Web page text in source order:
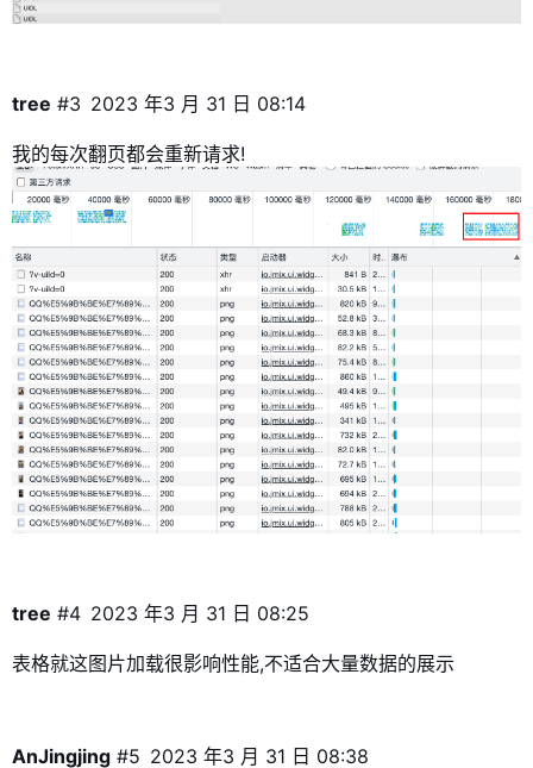
tree 2023 年3 月 31 日 08:14
#3
我的每次翻页都会重新请求!
tree 2023 年3 月 31 日 08:25
#4
表格就这图片加载很影响性能,不适合大量数据的展示
AnJingjing 2023 年3 月 31 日 08:38
#5